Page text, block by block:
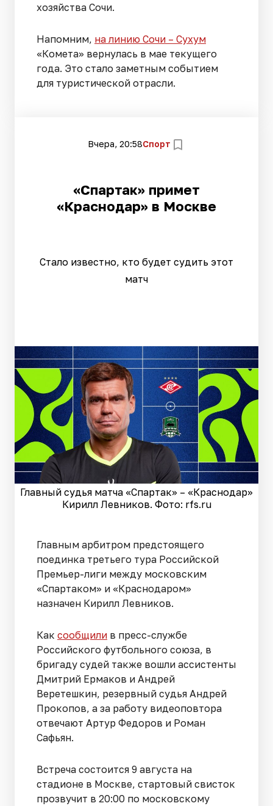
хозяйства Сочи.
Напомним, на линию Сочи – Сухум
«Комета» вернулась в мае текущего
года. Это стало заметным событием
для туристической отрасли.
Вчера, 20:58Спорт
«Спартак» примет
«Краснодар» в Москве
Стало известно, кто будет судить этот
матч
Главный судья матча «Спартак» – «Краснодар»
Кирилл Левников. Фото: rfs.ru
Главным арбитром предстоящего
поединка третьего тура Российской
Премьер-лиги между московским
«Спартаком» и «Краснодаром»
назначен Кирилл Левников.
Как сообщили в пресс-службе
Российского футбольного союза, в
бригаду судей также вошли ассистенты
Дмитрий Ермаков и Андрей
Веретешкин, резервный судья Андрей
Прокопов, а за работу видеоповтора
отвечают Артур Федоров и Роман
Сафьян.
Встреча состоится 9 августа на
стадионе в Москве, стартовый свисток
прозвучит в 20:00 по московскому